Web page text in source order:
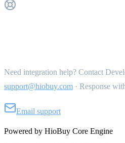
Need integration help? Contact
support@hiobuy.com · Response
Email support
Powered by HioBuy Core Engine